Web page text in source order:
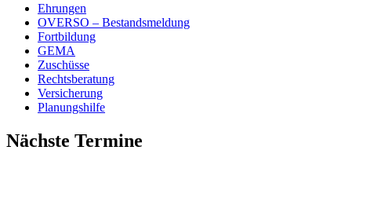
Ehrungen
OVERSO – Bestandsmeldung
Fortbildung
GEMA
Zuschüsse
Rechtsberatung
Versicherung
Planungshilfe
Nächste Termine